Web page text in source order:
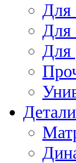
Для
Для
Для